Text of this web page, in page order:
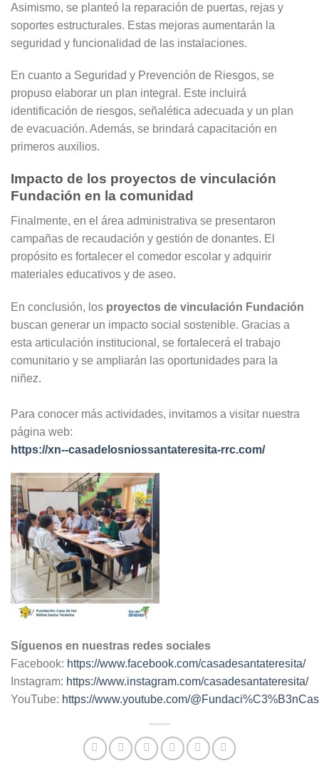
Asimismo, se planteó la reparación de puertas, rejas y
soportes estructurales. Estas mejoras aumentarán la
seguridad y funcionalidad de las instalaciones.
En cuanto a Seguridad y Prevención de Riesgos, se
propuso elaborar un plan integral. Este incluirá
identificación de riesgos, señalética adecuada y un plan
de evacuación. Además, se brindará capacitación en
primeros auxilios.
Impacto de los proyectos de vinculación
Fundación en la comunidad
Finalmente, en el área administrativa se presentaron
campañas de recaudación y gestión de donantes. El
propósito es fortalecer el comedor escolar y adquirir
materiales educativos y de aseo.
En conclusión, los proyectos de vinculación Fundación
buscan generar un impacto social sostenible. Gracias a
esta articulación institucional, se fortalecerá el trabajo
comunitario y se ampliarán las oportunidades para la
niñez.
Para conocer más actividades, invitamos a visitar nuestra
página web:
https://xn--casadelosniossantateresita-rrc.com/
Síguenos en nuestras redes sociales
Facebook: https://www.facebook.com/casadesantateresita/
Instagram: https://www.instagram.com/casadesantateresita/
YouTube: https://www.youtube.com/